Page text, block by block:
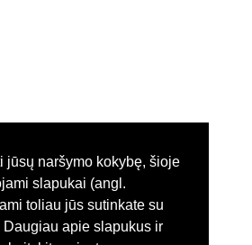
jūsų naršymo kokybę, šioje
slapukai (angl.
toliau jūs sutinkate su
apie slapukus ir
darbo užmokestis
vykdymo ataskaitų rinkiniai
ataskaitų rinkiniai